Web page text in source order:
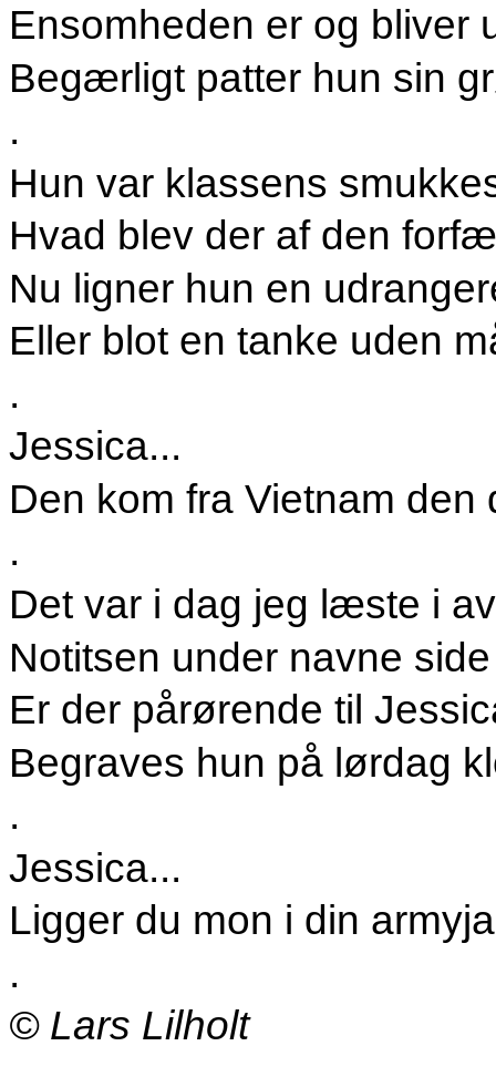
Ensomheden er og bliver
Begærligt patter hun sin
.
Hun var klassens
Hvad blev der af den
Nu ligner hun en
Eller blot en tanke uden
.
Jessica...
Den kom fra Vietnam den
.
Det var i dag jeg læste i
Notitsen under navne
Er der pårørende til
Begraves hun på lørdag
.
Jessica...
Ligger du mon i din
.
© Lars Lilholt